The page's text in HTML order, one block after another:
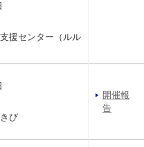
援センター（ルル
び
開催報
告